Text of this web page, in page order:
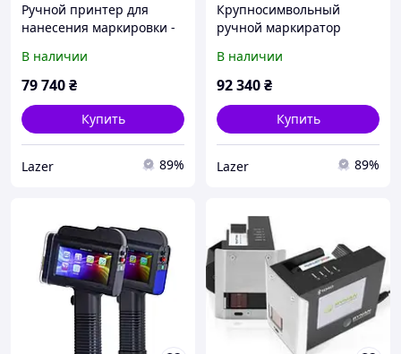
Ручной принтер для
нанесения маркировки -
В наличии
79 740₴
Купить
Lazer 89%
Крупносимвольный
ручной маркиратор
В наличии
92 340₴
Купить
Lazer 89%